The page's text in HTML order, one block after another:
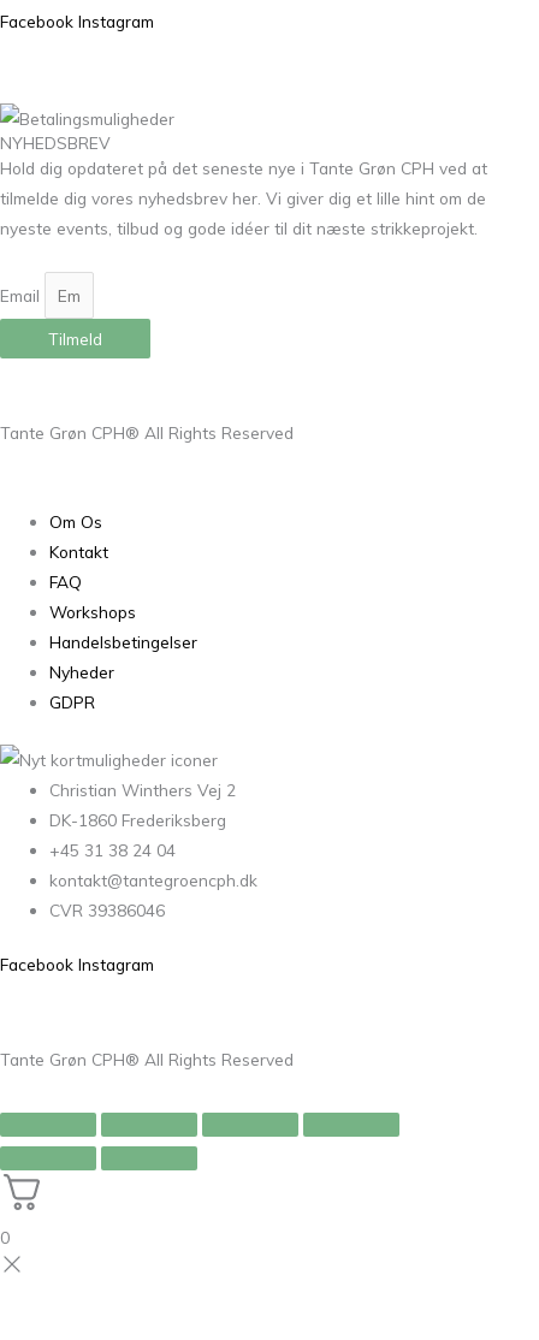
Facebook Instagram
NYHEDSBREV
Hold dig opdateret på det seneste nye i Tante Grøn CPH ved at
tilmelde dig vores nyhedsbrev her. Vi giver dig et lille hint om de
nyeste events, tilbud og gode idéer til dit næste strikkeprojekt.
Email
Tilmeld
Tante Grøn CPH® All Rights Reserved
Om Os
Kontakt
FAQ
Workshops
Handelsbetingelser
Nyheder
GDPR
Christian Winthers Vej 2
DK-1860 Frederiksberg
+45 31 38 24 04
kontakt@tantegroencph.dk
CVR 39386046
Facebook Instagram
Tante Grøn CPH® All Rights Reserved
0